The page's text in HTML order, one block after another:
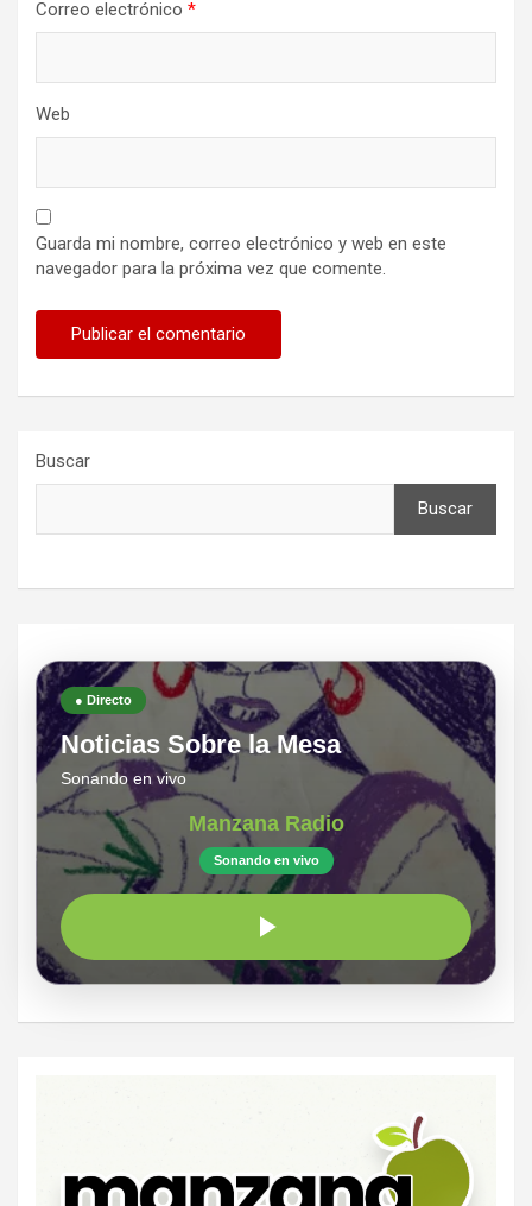
Correo electrónico *
Web
Guarda mi nombre, correo electrónico y web en este
navegador para la próxima vez que comente.
Buscar
Buscar
● Directo
Noticias Sobre la Mesa
Sonando en vivo
Manzana Radio
Sonando en vivo